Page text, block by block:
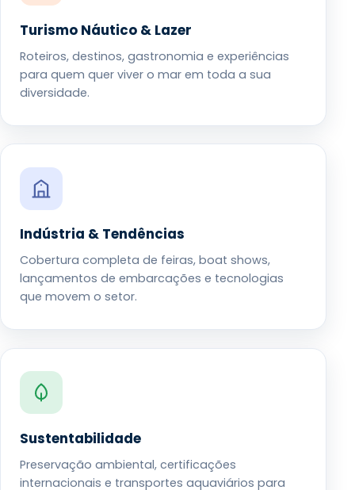
Turismo Náutico & Lazer
Roteiros, destinos, gastronomia e experiências
para quem quer viver o mar em toda a sua
diversidade.
Indústria & Tendências
Cobertura completa de feiras, boat shows,
lançamentos de embarcações e tecnologias
que movem o setor.
Sustentabilidade
Preservação ambiental, certificações
internacionais e transportes aquaviários para